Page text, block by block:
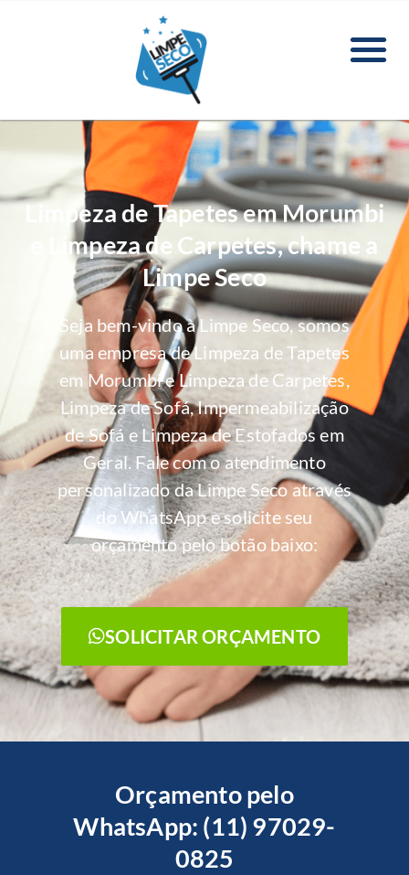
Limpeza de Tapetes em Morumbi
e Limpeza de Carpetes, chame a
Limpe Seco
Seja bem-vindo à Limpe Seco, somos
uma empresa de Limpeza de Tapetes
em Morumbi e Limpeza de Carpetes,
Limpeza de Sofá, Impermeabilização
de Sofá e Limpeza de Estofados em
Geral. Fale com o atendimento
personalizado da Limpe Seco através
do WhatsApp e solicite seu
orçamento pelo botão baixo:
SOLICITAR ORÇAMENTO
Orçamento pelo
WhatsApp: (11) 97029-
0825